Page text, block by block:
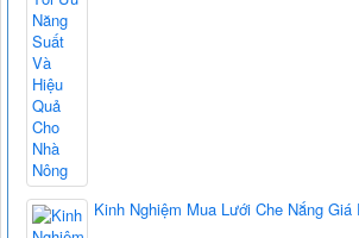
Kinh Nghiệm Mua Lưới Che Nắng